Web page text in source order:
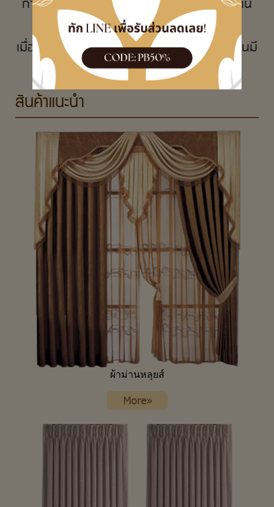
หลังใหม่
เมื่อบรรยากาศภายในบ้านดูดี ก็ทำให้คนในบ้านมี
ความสุข
สินค้าแนะนำ
ผ้าม่านหลุยส์